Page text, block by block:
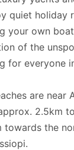
quiet holiday
your own
of the
for everyone
are near
2.5km
towards the